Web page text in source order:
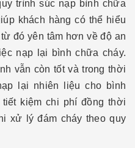
trình súc nạp bình chữa
khách hàng có thể hiểu
đó yên tâm hơn về độ an
nạp lại bình chữa cháy.
vẫn còn tốt và trong thời
lại nhiên liệu cho bình
kiệm chi phí đồng thời
xử lý đám cháy theo quy